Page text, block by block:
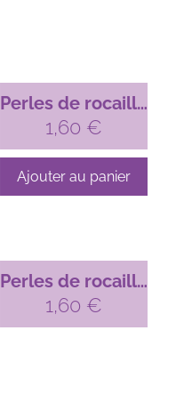
Perles de rocaille
n°23 – Bleu
pétrôle
1,60 €
Ajouter au panier
Perles de rocaille
n°02 – Ambre
Doré
1,60 €